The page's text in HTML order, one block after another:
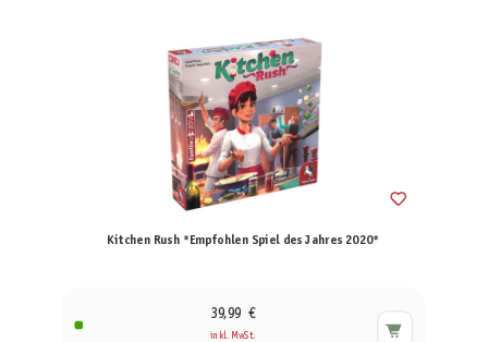
Kitchen Rush *Empfohlen Spiel des Jahres 2020*
39,99 €
inkl. MwSt.